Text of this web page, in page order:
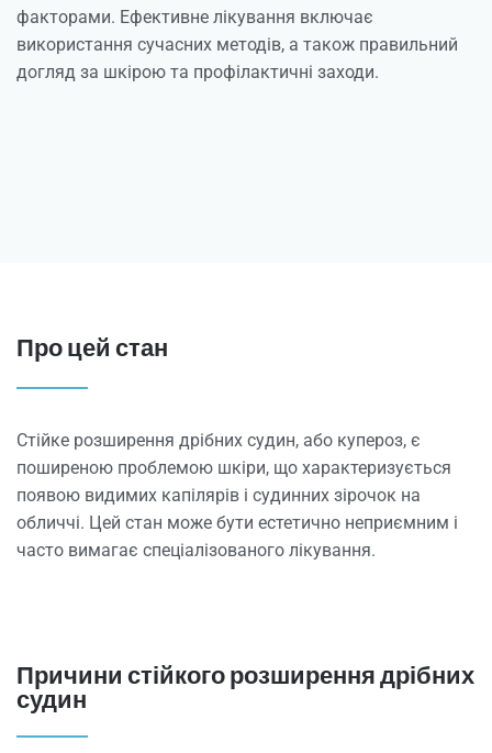
факторами. Ефективне лікування включає
використання сучасних методів, а також правильний
догляд за шкірою та профілактичні заходи.
Про цей стан
Стійке розширення дрібних судин, або купероз, є
поширеною проблемою шкіри, що характеризується
появою видимих капілярів і судинних зірочок на
обличчі. Цей стан може бути естетично неприємним і
часто вимагає спеціалізованого лікування.
Причини стійкого розширення дрібних
судин